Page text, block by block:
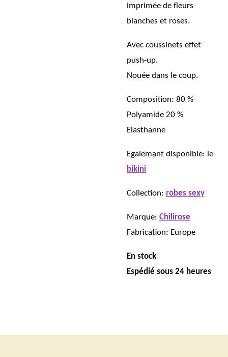
imprimée de fleurs
blanches et roses.
Avec coussinets effet
push-up.
Nouée dans le coup.
Composition: 80 %
Polyamide 20 %
Elasthanne
Egalemant disponible: le
bikini
Collection: robes sexy
Marque: Chilirose
Fabrication: Europe
En stock
Espédié sous 24 heures